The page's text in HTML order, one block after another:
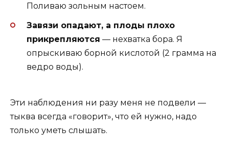
Поливаю зольным настоем.
Завязи опадают, а плоды плохо
прикрепляются — нехватка бора. Я
опрыскиваю борной кислотой (2 грамма на
ведро воды).
Эти наблюдения ни разу меня не подвели —
тыква всегда «говорит», что ей нужно, надо
только уметь слышать.